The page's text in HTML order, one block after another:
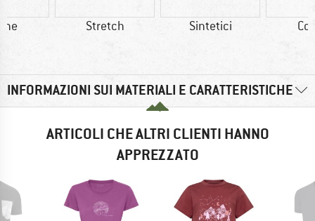
Stretch Sintetici
INFORMAZIONI SUI MATERIALI E CARATTERISTICHE
ARTICOLI CHE ALTRI CLIENTI HANNO
APPREZZATO